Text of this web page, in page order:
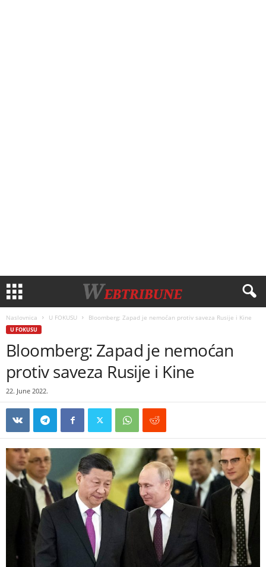
Naslovnica U FOKUSU Bloomberg: Zapad je nemoćan protiv saveza Rusije i Kine
U FOKUSU
Bloomberg: Zapad je nemoćan
protiv saveza Rusije i Kine
22. June 2022.